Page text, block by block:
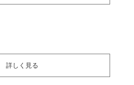
詳しく見る